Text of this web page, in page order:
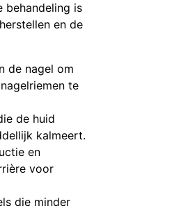
behandeling is
en de
de nagel om
te
de huid
kalmeert.
en
voor
die minder